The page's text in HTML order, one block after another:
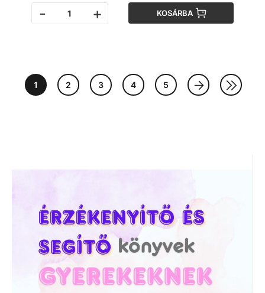
- + KOSÁRBA
1 2 3 4 5